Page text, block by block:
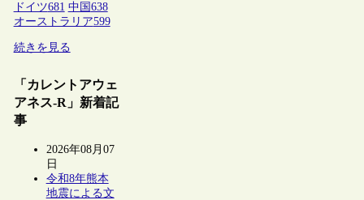
ドイツ681 中国 638
オーストラリア599
続きを見る
「カレントアウェ
アネス-R」新着記
事
2026年08月07
日
令和8年熊本
地震による文